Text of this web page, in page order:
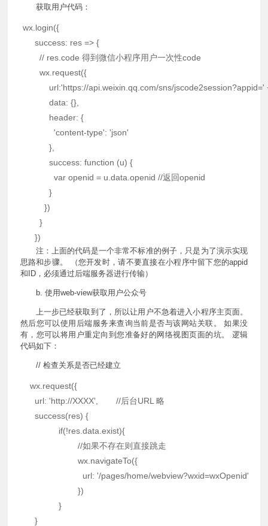
获取用户代码：
wx. login({
success: res => {
// res.code 得到微信小程序用户一次性code
      	wx
. request({
url:'https://api.weixin.qq.com/sns/jscode2session?appid='
data: {},
header: {
'content-type': 'json'
},
success: function (u) {
var openid = u data openid //返回openid
}
})
}
})
注：上面的代码是一个非常不标准的例子，只是为了演示实现
思路和步骤。 （您开发时，请不要直接在小程序中留下您的appid
和ID，必须通过后端服务器进行传输）
b. 使用web-view获取用户公众号
上一步已经获取到了，所以让用户不急着进入小程序主页面。
然后您可以使用后端服务来查询当前是否与该网站关联。 如果没
有，您可以将用户重定向到您准备好的网络视图页面的坑。 逻辑
代码如下：
// 检查关系是否已经建立
    wx
. request({
url: 'http://XXXX'
//后台URL 略
success(res) {
if(!res. data exist){
//如果不存在则直接跳走
      		 	wx
. navigateTo({
url: '/pages/home/webview?wxid=wxOpenid'
})
}
}